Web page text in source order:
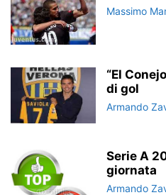
Massimo
“El
di gol
Armando
Serie A
giornata
Armando